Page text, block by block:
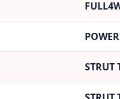
STRUT